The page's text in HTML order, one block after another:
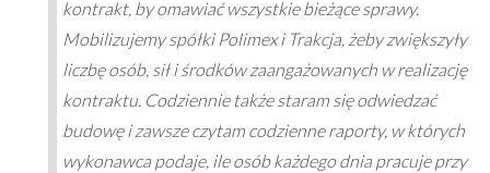
kontrakt, by omawiać wszystkie bieżące sprawy.
Mobilizujemy spółki Polimex i Trakcja, żeby zwiększyły
liczbę osób, sił i środków zaangażowanych w realizację
kontraktu. Codziennie także staram się odwiedzać
budowę i zawsze czytam codzienne raporty, w których
wykonawca podaje, ile osób każdego dnia pracuje przy